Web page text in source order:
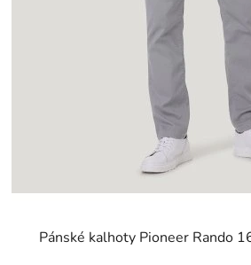
Pánské kalhoty Pioneer Rando